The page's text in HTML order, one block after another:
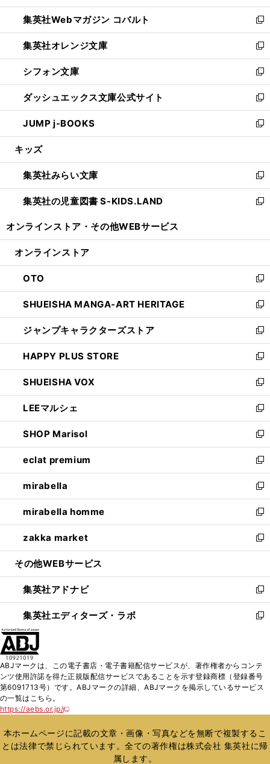
開
く
ウ
で
開
く
ン
ド
ウ
で
開
く
ウ
ィ
ン
ド
ウ
で
開
く
集英社Webマガジン コバルト
新
し
い
ウ
ィ
ン
ド
ウ
で
開
集英社オレンジ文庫
新
し
い
ウ
ィ
ン
ド
ウ
開
く
シフォン文庫
新
し
い
ウ
ィ
ン
ウ
で
開
く
ダッシュエックス文庫公式サイト
新
し
い
ウ
ン
ド
ウ
で
JUMP j-BOOKS
新
し
ウ
ィ
ン
ド
開
キッズ
集英社みらい文庫
新
し
い
ン
ウ
で
開
く
集英社の児童図書 S-KIDS.LAND
新
ウ
ン
ド
ウ
で
開
く
オンラインストア・ その他WEBサービス
オンラインストア
OTO
新
し
い
ウ
ィ
ン
ド
ウ
で
開
く
SHUEISHA MANGA-ART HERITAGE
新
し
い
ウ
ィ
ン
ド
ウ
で
開
く
ジャンプキャラクターズストア
新
し
い
ウ
ィ
ン
ド
ウ
で
開
く
HAPPY PLUS STORE
新
し
い
ウ
ィ
ン
ド
ウ
で
開
く
SHUEISHA VOX
新
し
い
ウ
ィ
ン
ド
ウ
で
開
く
LEEマルシェ
新
し
い
ウ
ィ
ン
ド
ウ
で
開
く
SHOP Marisol
新
し
い
ウ
ィ
ン
ド
ウ
で
開
eclat premium
新
し
い
ウ
ィ
ン
ド
ウ
開
く
mirabella
新
し
い
ウ
ィ
ン
ウ
で
開
く
mirabella homme
新
し
い
ウ
ン
ド
ウ
で
zakka market
新
し
ウ
ィ
ン
ド
く
その他WEBサービス
集英社アドナビ
新
し
い
ド
ウ
で
集英社エディターズ・ラボ
新
ィ
ン
ド
開
く
ABJマークは、この電子書店・電子書籍配信サービスが、著作権者からコンテ
ンツ使用許諾を得た正規版配信サービスであることを示す登録商標（登録番号
第6091713号）です。ABJマークの詳細、ABJマークを掲示しているサービス
の一覧はこちら。
https://aebs.or.jp/
新
い
ウ
ィ
本ホームページに記載の文章・画像・写真などを無断で複製するこ
とは法律で禁じられています。全ての著作権は株式会社 集英社に帰
属します。